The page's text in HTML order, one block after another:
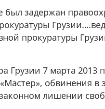
был задержан
прокуратуры
Грузии 7 марта
обвинения в
лишении